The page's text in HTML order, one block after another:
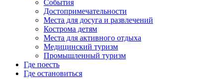
События
Достопримечательности
Места для досуга и развлечений
Кострома детям
Места для активного отдыха
Медицинский туризм
Промышленный туризм
Где поесть
Где остановиться